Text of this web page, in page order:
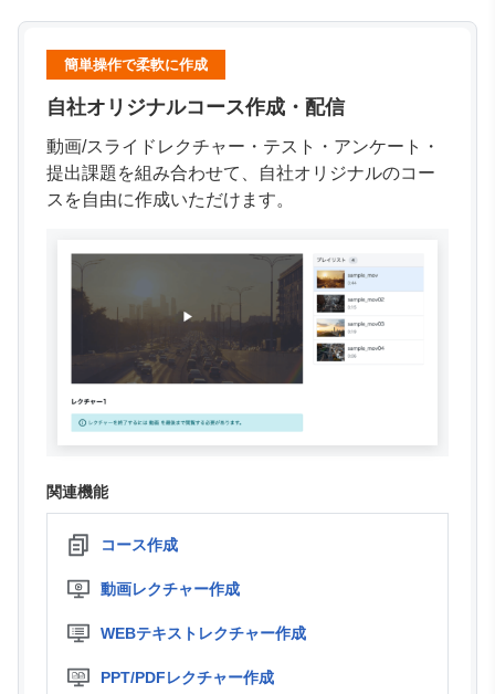
簡単操作で柔軟に作成
自社オリジナルコース作成・配信
動画/スライドレクチャー・テスト・アンケート・
提出課題を組み合わせて、自社オリジナルのコー
スを自由に作成いただけます。
関連機能
コース作成
動画レクチャー作成
WEBテキストレクチャー作成
PPT/PDFレクチャー作成